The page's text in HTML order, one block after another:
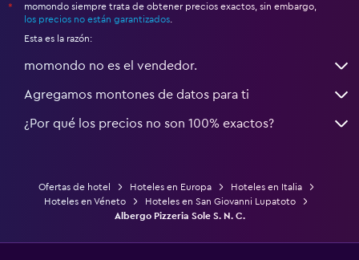
*
momondo siempre trata de obtener precios exactos, sin embargo,
los precios no están garantizados
Esta es la razón:
momondo no es el vendedor.
Agregamos montones de datos para ti
¿Por qué los precios no son 100% exactos?
Ofertas de hotel Hoteles en Europa
Hoteles en Italia
Hoteles en Véneto
Hoteles en San Giovanni Lupatoto
Albergo Pizzeria Sole S. N. C.